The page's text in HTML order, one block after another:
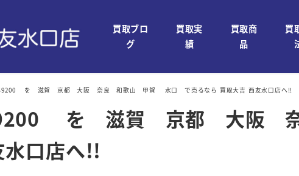
買取ブロ
グ
買取実
績
買取商
品
買
S9200 を 滋賀 京都 大阪 奈良 和歌山 甲賀 水口 で売るなら 買取大吉 西友水口店へ!!
を 滋賀 京都 大阪
水口店へ!!